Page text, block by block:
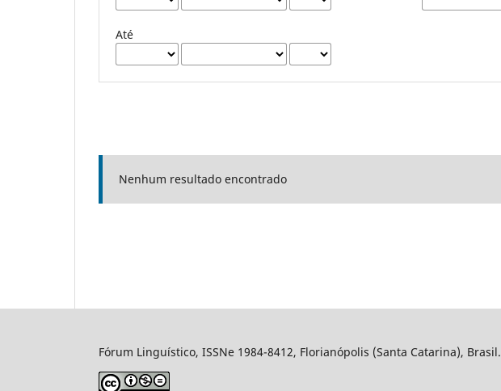
Até
Nenhum resultado encontrado
Fórum Linguístico, ISSNe 1984-8412, Florianópolis (Santa Catarina), Brasil.